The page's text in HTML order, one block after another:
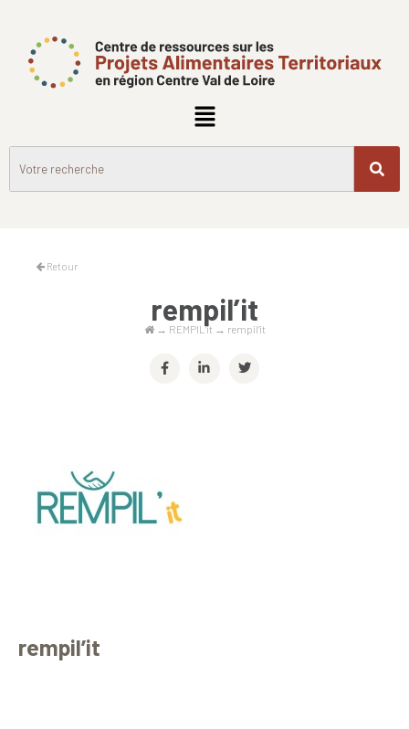
Retour
rempil’it
→ REMPIL’it → rempil’it
rempil’it